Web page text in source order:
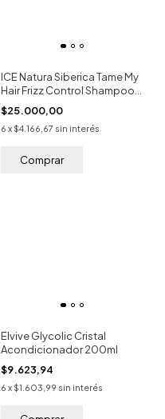
ICE Natura Siberica Tame My
Hair Frizz Control Shampoo
250ml
$25.000,00
6 x $4.166,67 sin interés
Elvive Glycolic Cristal
Acondicionador 200ml
$9.623,94
6 x $1.603,99 sin interés